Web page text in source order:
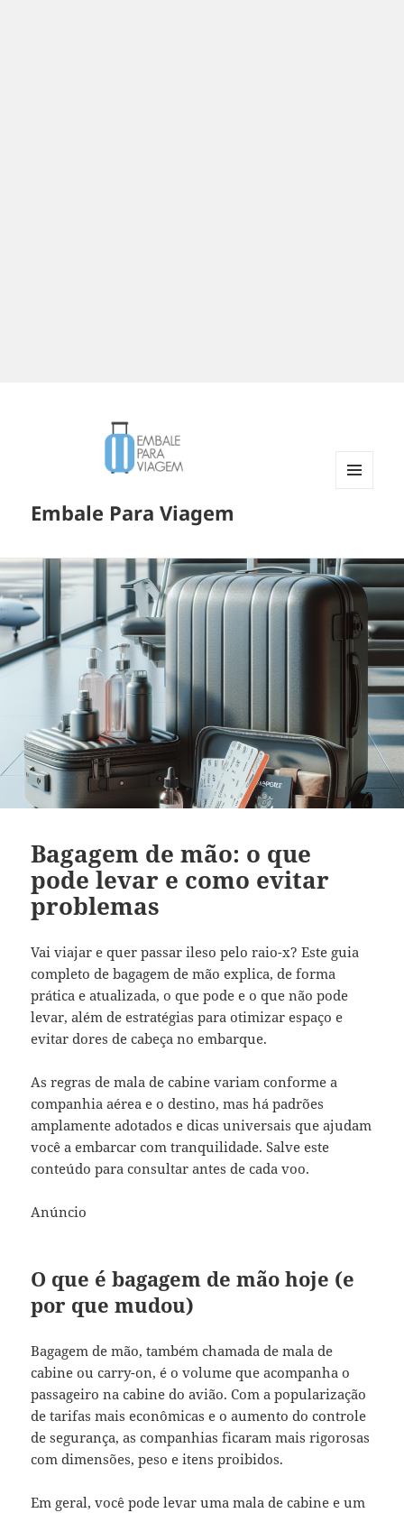
Embale Para Viagem
Bagagem de mão: o que
pode levar e como evitar
problemas
Vai viajar e quer passar ileso pelo raio-x? Este guia
completo de bagagem de mão explica, de forma
prática e atualizada, o que pode e o que não pode
levar, além de estratégias para otimizar espaço e
evitar dores de cabeça no embarque.
As regras de mala de cabine variam conforme a
companhia aérea e o destino, mas há padrões
amplamente adotados e dicas universais que ajudam
você a embarcar com tranquilidade. Salve este
conteúdo para consultar antes de cada voo.
Anúncio
O que é bagagem de mão hoje (e
por que mudou)
Bagagem de mão, também chamada de mala de
cabine ou carry-on, é o volume que acompanha o
passageiro na cabine do avião. Com a popularização
de tarifas mais econômicas e o aumento do controle
de segurança, as companhias ficaram mais rigorosas
com dimensões, peso e itens proibidos.
Em geral, você pode levar uma mala de cabine e um